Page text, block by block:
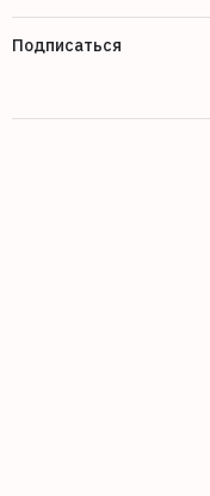
Подписаться